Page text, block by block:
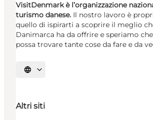
VisitDenmark è l’organizzazione
turismo danese. Il nostro lavoro è
quello di ispirarti a scoprire il meglio
Danimarca ha da offrire e speriamo
possa trovare tante cose da fare e da
Seleziona la lingua
Altri siti